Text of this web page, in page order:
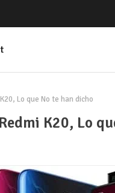
Lo que No te han dicho
K20, Lo